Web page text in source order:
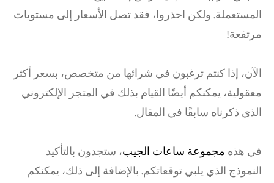
المستعملة. ولكن احذروا، فقد تصل الأسعار إلى مستويات
مرتفعة!
الآن، إذا كنتم ترغبون في شرائها من متخصص، بسعر أكثر
معقولية، يمكنكم أيضًا القيام بذلك في المتجر الإلكتروني
الذي ذكرناه سابقًا في المقال.
في هذه مجموعة ساعات الجيب، ستجدون بالتأكيد
النموذج الذي يلبي توقعاتكم. بالإضافة إلى ذلك، يمكنكم